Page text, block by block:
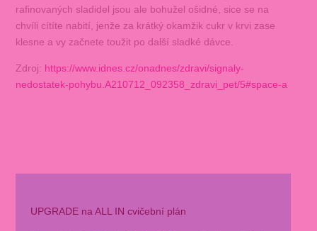
rafinovaných sladidel jsou ale bohužel ošidné, sice se na
chvíli cítíte nabití, jenže za krátký okamžik cukr v krvi zase
klesne a vy začnete toužit po další sladké dávce.
Zdroj: https://www.idnes.cz/onadnes/zdravi/signaly-
nedostatek-pohybu.A210712_092358_zdravi_pet/5#space-a
UPGRADE na ALL IN cvičební plán